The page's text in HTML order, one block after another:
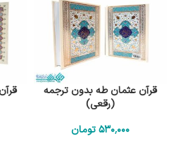
قرآن عثمان طه بدون ترجمه
(رقعی)
530٬000تومان